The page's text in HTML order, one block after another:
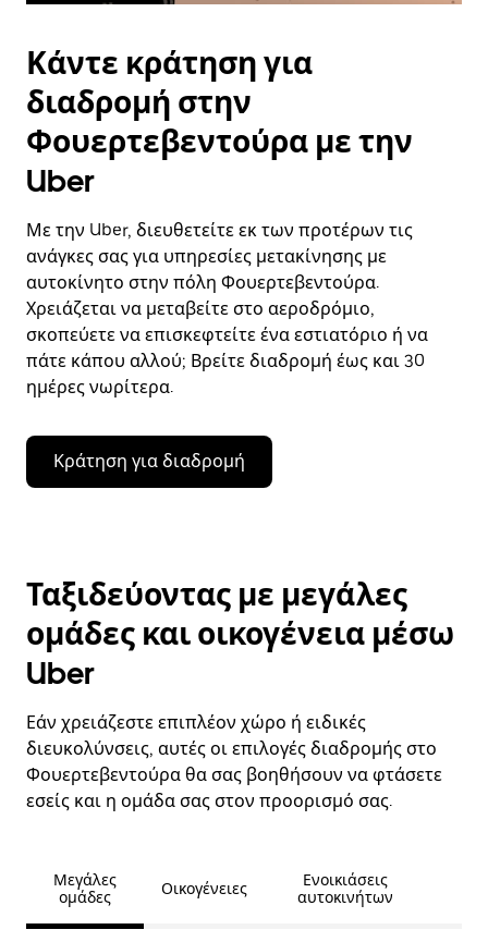
Κάντε κράτηση για
διαδρομή στην
Φουερτεβεντούρα με την
Uber
Με την Uber, διευθετείτε εκ των προτέρων τις
ανάγκες σας για υπηρεσίες μετακίνησης με
αυτοκίνητο στην πόλη Φουερτεβεντούρα.
Χρειάζεται να μεταβείτε στο αεροδρόμιο,
σκοπεύετε να επισκεφτείτε ένα εστιατόριο ή να
πάτε κάπου αλλού; Βρείτε διαδρομή έως και 30
ημέρες νωρίτερα.
Κράτηση για διαδρομή
Ταξιδεύοντας με μεγάλες
ομάδες και οικογένεια μέσω
Uber
Εάν χρειάζεστε επιπλέον χώρο ή ειδικές
διευκολύνσεις, αυτές οι επιλογές διαδρομής στο
Φουερτεβεντούρα θα σας βοηθήσουν να φτάσετε
εσείς και η ομάδα σας στον προορισμό σας.
Μεγάλες
ομάδες
Οικογένειες
Ενοικιάσεις
αυτοκινήτων